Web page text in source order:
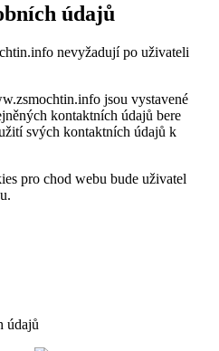
údajů
nevyžadují po uživateli
jsou vystavené
kontaktních údajů bere
svých kontaktních údajů k
pro chod webu bude uživatel
údajů